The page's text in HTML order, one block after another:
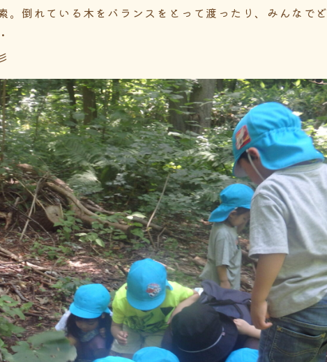
。倒れている木をバランスをとって渡ったり、みんなでど